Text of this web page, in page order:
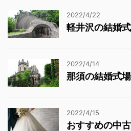
2022/4/22
軽井沢の結婚
2022/4/14
那須の結婚式
2022/4/15
おすすめの中